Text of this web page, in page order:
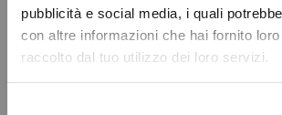
pubblicità e social media, i quali
con altre informazioni che hai fornito
raccolto dal tuo utilizzo dei loro servizi.
VISITATE IL
STORE